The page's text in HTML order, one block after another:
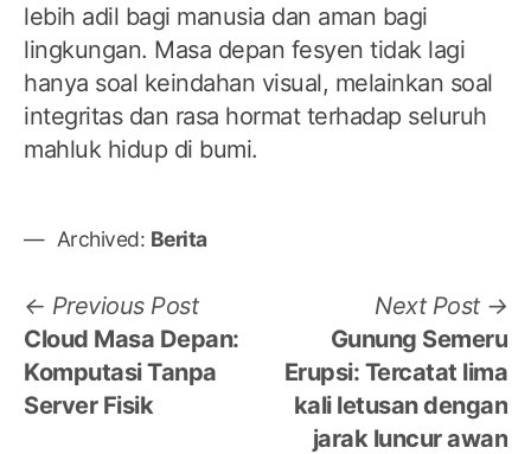
lebih adil bagi manusia dan aman bagi
lingkungan. Masa depan fesyen tidak lagi
hanya soal keindahan visual, melainkan soal
integritas dan rasa hormat terhadap seluruh
mahluk hidup di bumi.
Archived: Berita
Post
navigation
Previous PostPrevious
post:
Cloud Masa Depan:
Komputasi Tanpa
Server Fisik
Next Post
Gunung Semeru
Erupsi: Tercatat lima
kali letusan dengan
jarak luncur awan